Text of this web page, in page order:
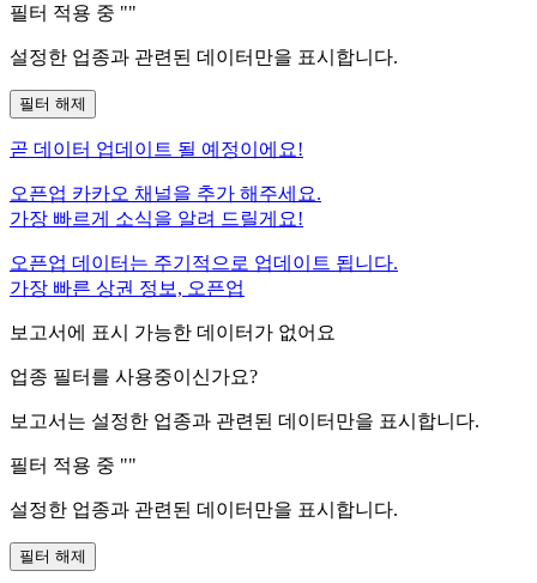
필터 적용 중 ""
설정한 업종과 관련된 데이터만을 표시합니다.
필터 해제
곧 데이터 업데이트 될 예정이에요!
오픈업 카카오 채널을 추가 해주세요.
가장 빠르게 소식을 알려 드릴게요!
오픈업 데이터는 주기적으로 업데이트 됩니다.
가장 빠른 상권 정보, 오픈업
보고서에 표시 가능한 데이터가 없어요
업종 필터를 사용중이신가요?
보고서는 설정한 업종과 관련된 데이터만을 표시합니다.
필터 적용 중 ""
설정한 업종과 관련된 데이터만을 표시합니다.
필터 해제